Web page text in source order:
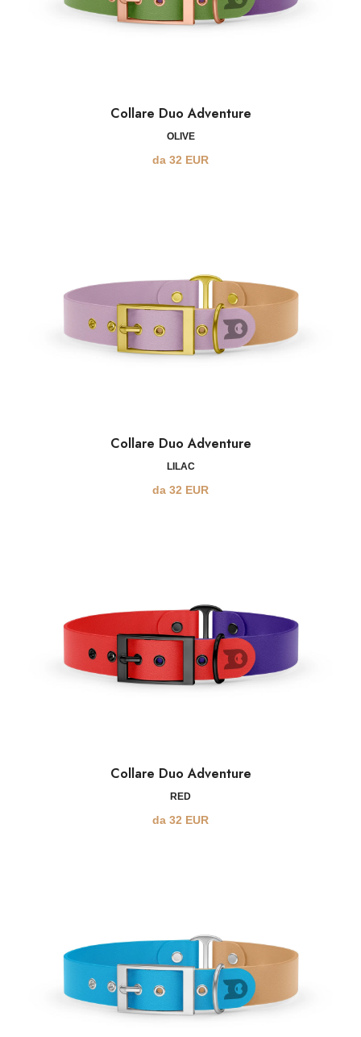
Collare Duo Adventure
OLIVE
da 32 EUR
Collare Duo Adventure
LILAC
da 32 EUR
Collare Duo Adventure
RED
da 32 EUR